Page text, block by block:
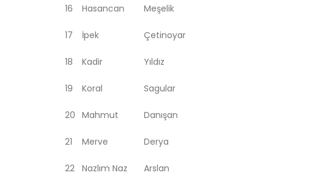
16 Hasancan Meşelik
17 İpek Çetinoyar
18 Kadir Yıldız
19 Koral Sagular
20 Mahmut Danışan
21 Merve Derya
22 Nazlım Naz Arslan